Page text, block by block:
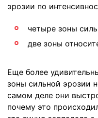
эрозии по
четыре зоны
две зоны
Еще более
зоны сильной эрозии
самом деле они
почему это